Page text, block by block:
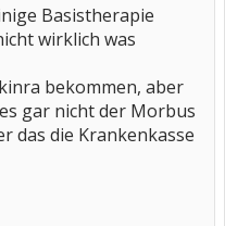
Basistherapie
wirklich was
bekommen, aber
gar nicht der Morbus
das die Krankenkasse